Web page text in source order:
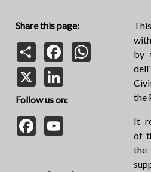
Share this page:
Share
Facebook
Follow us on:
Facebook
by
the
It
of